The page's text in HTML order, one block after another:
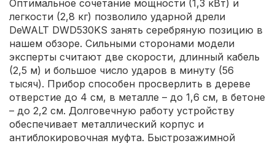
Оптимальное сочетание мощности (1,3 кВт) и
легкости (2,8 кг) позволило ударной дрели
DeWALT DWD530KS занять серебряную позицию в
нашем обзоре. Сильными сторонами модели
эксперты считают две скорости, длинный кабель
(2,5 м) и большое число ударов в минуту (56
тысяч). Прибор способен просверлить в дереве
отверстие до 4 см, в металле – до 1,6 см, в бетоне
– до 2,2 см. Долговечную работу устройству
обеспечивает металлический корпус и
антиблокировочная муфта. Быстрозажимной